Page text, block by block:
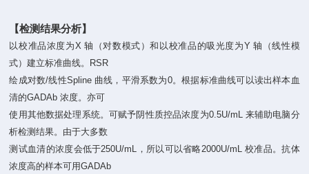
【检测结果分析】
以校准品浓度为X 轴（对数模式）和以校准品的吸光度为Y 轴（线性模
式）建立标准曲线。RSR
绘成对数/线性Spline 曲线，平滑系数为0。根据标准曲线可以读出样本血
清的GADAb 浓度。亦可
使用其他数据处理系统。可赋予阴性质控品浓度为0.5U/mL 来辅助电脑分
析检测结果。由于大多数
测试血清的浓度会低于250U/mL，所以可以省略2000U/mL 校准品。抗体
浓度高的样本可用GADAb